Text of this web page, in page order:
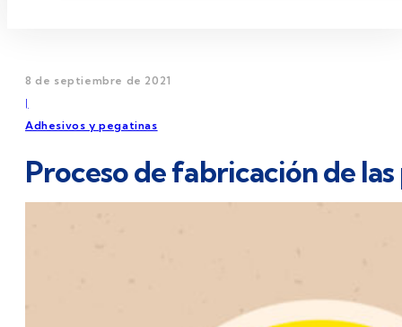
8 de septiembre de 2021
|
Adhesivos y pegatinas
Proceso de fabricación de